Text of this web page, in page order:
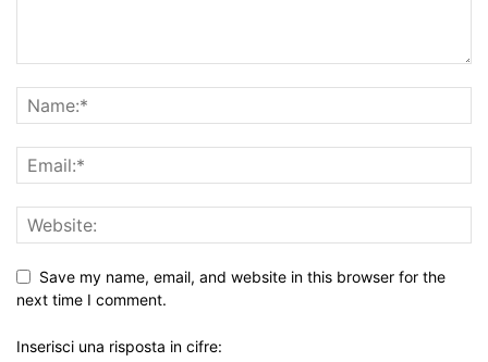
Save my name, email, and website in this browser for the
next time I comment.
Inserisci una risposta in cifre: